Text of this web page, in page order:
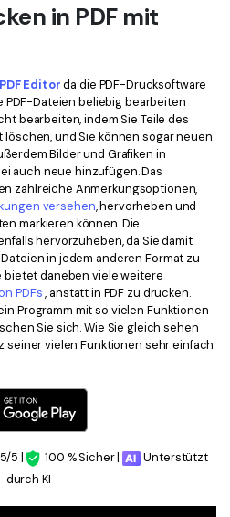
in PDF mit
Editorda die PDF-Drucksoftware
PDF-Dateien beliebig bearbeiten
bearbeiten, indem Sie Teile des
löschen, und Sie können sogar neuen
Bilder und Grafiken in
auch neue hinzufügen. Das
zahlreiche Anmerkungsoptionen,
versehen, hervorheben und
markieren können. Die
hervorzuheben, da Sie damit
in jedem anderen Format zu
bietet daneben viele weitere
PDFs, anstatt in PDF zu drucken.
Programm mit so vielen Funktionen
Sie sich. Wie Sie gleich sehen
seiner vielen Funktionen sehr einfach
5 | 100 % Sicher |
Unterstützt
durch KI